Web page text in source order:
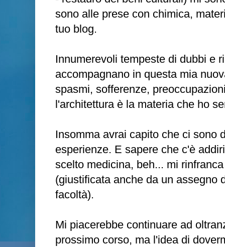
sono alle prese con chimica,
tuo blog.
Innumerevoli tempeste di dubbi e
accompagnano in questa mia
spasmi, sofferenze,
l'architettura è la materia che ho
Insomma avrai capito che ci sono
esperienze. E sapere che c'è
scelto medicina, beh... mi
(giustificata anche da un assegno
facoltà).
Mi piacerebbe continuare ad
prossimo corso, ma l'idea di